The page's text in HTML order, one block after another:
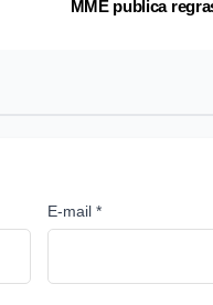
MME publica
E-mail *